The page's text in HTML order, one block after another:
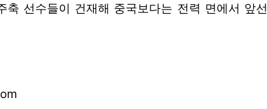
선수들이 건재해 중국보다는 전력 면에서 앞선